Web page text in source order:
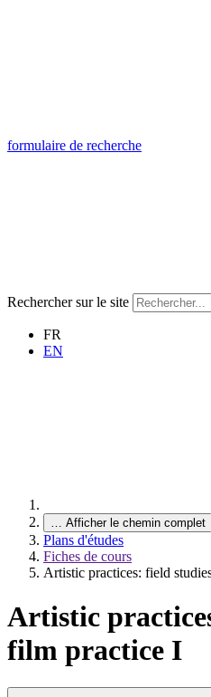
formulaire de recherche
Rechercher sur le site
FR
EN
… Afficher le chemin complet
Plans d'études
Fiches de cours
Artistic practices: field
Artistic
film practice I